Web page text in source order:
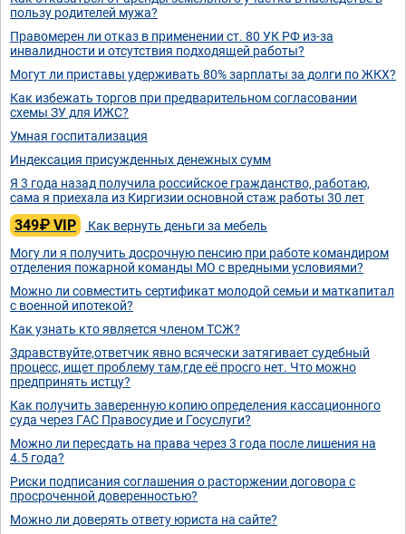
пользу родителей мужа?
Правомерен ли отказ в применении ст. 80 УК РФ из-за
инвалидности и отсутствия подходящей работы?
Могут ли приставы удерживать 80% зарплаты за долги по ЖКХ?
Как избежать торгов при предварительном согласовании
схемы ЗУ для ИЖС?
Умная госпитализация
Индексация присужденных денежных сумм
Я 3 года назад получила российское гражданство, работаю,
сама я приехала из Киргизии основной стаж работы 30 лет
349₽ VIP
Как вернуть деньги за мебель
Могу ли я получить досрочную пенсию при работе командиром
отделения пожарной команды МО с вредными условиями?
Можно ли совместить сертификат молодой семьи и маткапитал
с военной ипотекой?
Как узнать кто является членом ТСЖ?
Здравствуйте,ответчик явно всячески затягивает судебный
процесс, ищет проблему там,где её просго нет. Что можно
предпринять истцу?
Как получить заверенную копию определения кассационного
суда через ГАС Правосудие и Госуслуги?
Можно ли пересдать на права через 3 года после лишения на
4.5 года?
Риски подписания соглашения о расторжении договора с
просроченной доверенностью?
Можно ли доверять ответу юриста на сайте?